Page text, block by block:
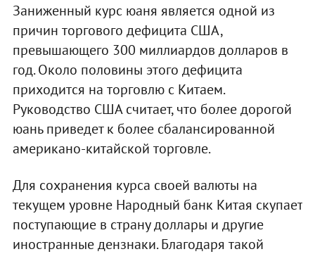
Заниженный курс юаня является одной из
причин торгового дефицита США,
превышающего 300 миллиардов долларов в
год. Около половины этого дефицита
приходится на торговлю с Китаем.
Руководство США считает, что более дорогой
юань приведет к более сбалансированной
американо-китайской торговле.
Для сохранения курса своей валюты на
текущем уровне Народный банк Китая скупает
поступающие в страну доллары и другие
иностранные дензнаки. Благодаря такой